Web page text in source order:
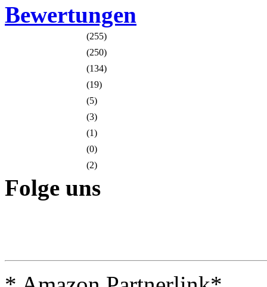
Bewertungen
(255)
(250)
(134)
(19)
(5)
(3)
(1)
(0)
(2)
Folge uns